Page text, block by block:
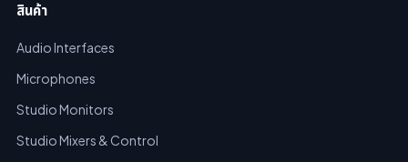
สินค้า
Audio Interfaces
Microphones
Studio Monitors
Studio Mixers & Control